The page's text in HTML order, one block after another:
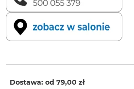
Dostawa: od 79,00 zł